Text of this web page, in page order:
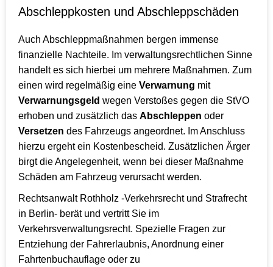
Abschleppkosten und Abschleppschäden
Auch Abschleppmaßnahmen bergen immense
finanzielle Nachteile. Im verwaltungsrechtlichen Sinne
handelt es sich hierbei um mehrere Maßnahmen. Zum
einen wird regelmäßig eine Verwarnung mit
Verwarnungsgeld wegen Verstoßes gegen die StVO
erhoben und zusätzlich das Abschleppen oder
Versetzen des Fahrzeugs angeordnet. Im Anschluss
hierzu ergeht ein Kostenbescheid. Zusätzlichen Ärger
birgt die Angelegenheit, wenn bei dieser Maßnahme
Schäden am Fahrzeug verursacht werden.
Rechtsanwalt Rothholz -Verkehrsrecht und Strafrecht
in Berlin- berät und vertritt Sie im
Verkehrsverwaltungsrecht. Spezielle Fragen zur
Entziehung der Fahrerlaubnis, Anordnung einer
Fahrtenbuchauflage oder zu